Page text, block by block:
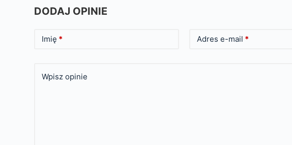
DODAJ OPINIE
Imię * Adres e-mail *
Wpisz opinie